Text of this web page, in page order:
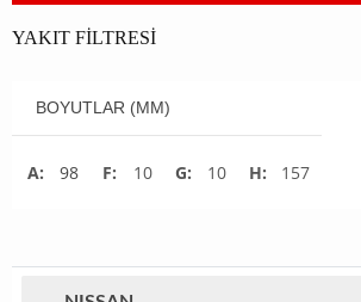
YAKIT FİLTRESİ
BOYUTLAR (MM)
A: 98 F: 10 G: 10 H: 157